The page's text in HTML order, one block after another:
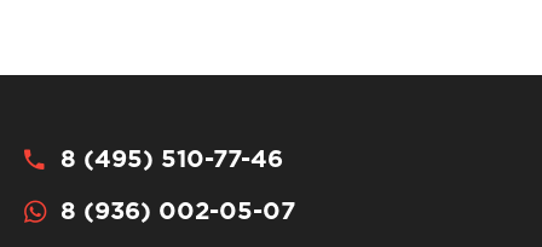
8 (495) 510-77-46
8 (936) 002-05-07